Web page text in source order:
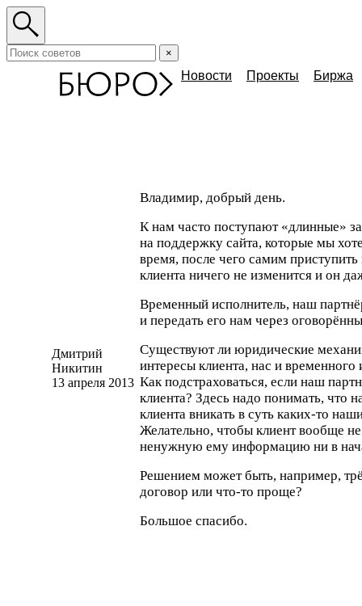
×
Новости Проекты Биржа
Дмитрий
Никитин
13 апреля 2013
Владимир, добрый день.
К нам часто поступают «длинные»
на поддержку сайта, которые мы
время, после чего самим
клиента ничего не изменится и он
Временный исполнитель, наш
и передать его нам через
Существуют ли юридические
интересы клиента, нас и временного
Как подстраховаться, если наш
клиента? Здесь надо понимать, что
клиента вникать в суть каких-то
Желательно, чтобы клиент вообще
ненужную ему информацию ни в
Решением может быть, например,
договор или что-то проще?
Большое спасибо.